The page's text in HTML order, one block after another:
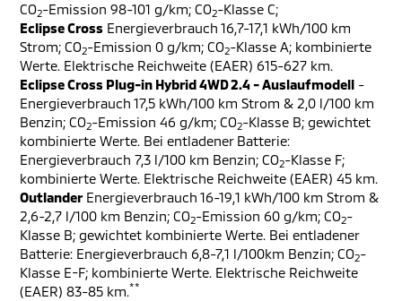
CO2-Emission 98-101 g/km; CO2-Klasse C;
Eclipse Cross Energieverbrauch 16,7-17,1 kWh/100 km
Strom; CO2-Emission 0 g/km; CO2-Klasse A; kombinierte
Werte. Elektrische Reichweite (EAER) 615-627 km.
Eclipse Cross Plug-in Hybrid 4WD 2.4 - Auslaufmodell -
Energieverbrauch 17,5 kWh/100 km Strom & 2,0 l/100 km
Benzin; CO2-Emission 46 g/km; CO2-Klasse B; gewichtet
kombinierte Werte. Bei entladener Batterie:
Energieverbrauch 7,3 l/100 km Benzin; CO2-Klasse F;
kombinierte Werte. Elektrische Reichweite (EAER) 45 km.
Outlander Energieverbrauch 16-19,1 kWh/100 km Strom &
2,6-2,7 l/100 km Benzin; CO2-Emission 60 g/km; CO2-
Klasse B; gewichtet kombinierte Werte. Bei entladener
Batterie: Energieverbrauch 6,8-7,1 l/100km Benzin; CO2-
Klasse E-F; kombinierte Werte. Elektrische Reichweite
(EAER) 83-85 km.**